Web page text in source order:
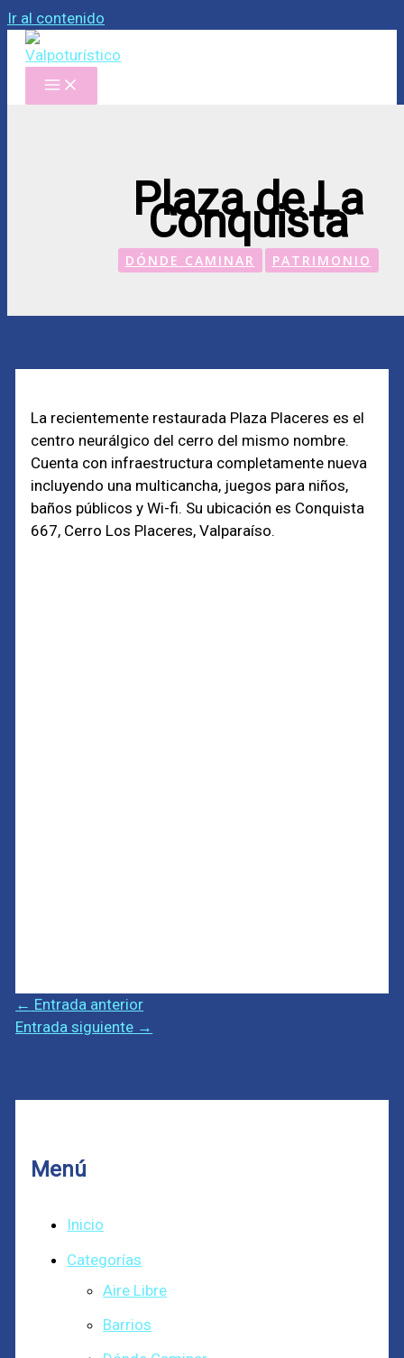
Ir al contenido
Plaza de La
Conquista
DÓNDE CAMINAR PATRIMONIO
La recientemente restaurada Plaza Placeres es el
centro neurálgico del cerro del mismo nombre.
Cuenta con infraestructura completamente nueva
incluyendo una multicancha, juegos para niños,
baños públicos y Wi-fi. Su ubicación es Conquista
667, Cerro Los Placeres, Valparaíso.
← Entrada anterior
Entrada siguiente →
Menú
Inicio
Categorías
Aire Libre
Barrios